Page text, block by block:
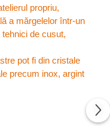
propriu,
a mărgelelor într-un
de cusut,
pot fi din cristale
precum inox, argint